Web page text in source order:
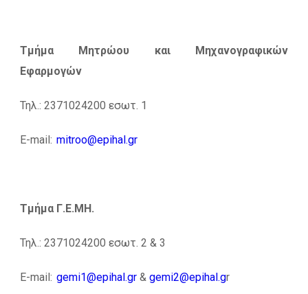
Τμήμα Μητρώου και Μηχανογραφικών
Εφαρμογών
Τηλ.: 2371024200εσωτ. 1
E-mail:mitroo@epihal.gr
Τμήμα Γ.Ε.ΜΗ.
Τηλ.: 2371024200 εσωτ.2 & 3
E-mail:gemi1@epihal.gr &gemi2@epihal.gr